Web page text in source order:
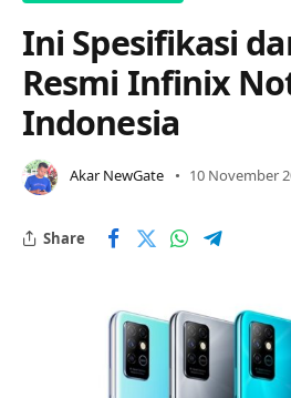
Ini Spesifikasi
Resmi Infinix
Indonesia
Akar NewGate 10 November
Share